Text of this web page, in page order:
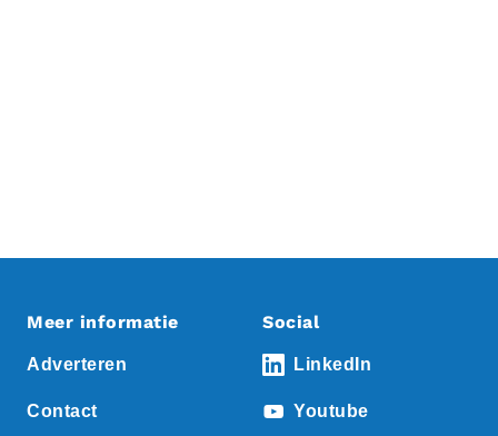
Meer informatie
Adverteren
Contact
Social
LinkedIn
Youtube